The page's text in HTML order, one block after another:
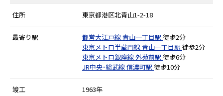
住所 東京都港区北青山1-2-18
最寄り駅 都営大江戸線青山一丁目駅 徒歩2分
東京メトロ半蔵門線青山一丁目駅 徒歩2分
東京メトロ銀座線外苑前駅 徒歩6分
JR中央･総武線信濃町駅 徒歩10分
竣工 1963年